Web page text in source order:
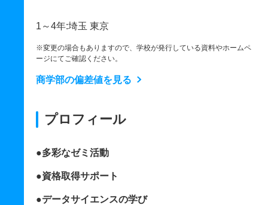
1～4年:埼玉 東京
※変更の場合もありますので、学校が発行している資料やホームペ
ージにてご確認ください。
商学部の偏差値を見る
プロフィール
●多彩なゼミ活動
●資格取得サポート
●データサイエンスの学び